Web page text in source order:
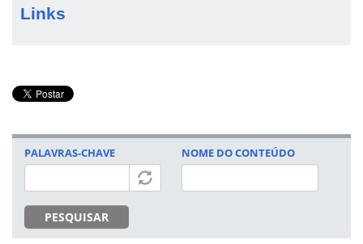
Links
PALAVRAS-CHAVE
PESQUISAR
NOME DO CONTEÚDO